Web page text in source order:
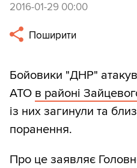
2016-01-29 00:00
Поширити
Бойовики "ДНР"
АТО в районі
із них загинули та
поранення.
Про це заявляє